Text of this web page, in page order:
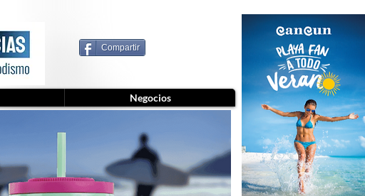
Compartir
Negocios